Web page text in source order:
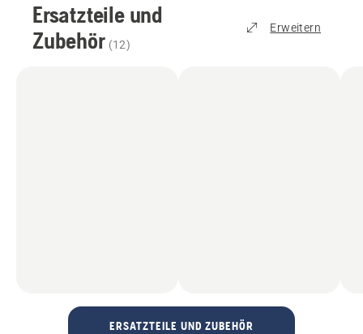
Ersatzteile und
Zubehör (12)
Erweitern
ERSATZTEILE UND ZUBEHÖR